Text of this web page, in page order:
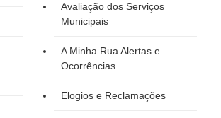
Avaliação dos Serviços
Municipais
A Minha Rua Alertas e
Ocorrências
Elogios e Reclamações